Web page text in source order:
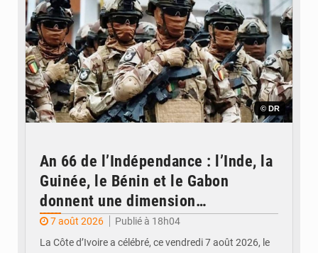
© DR
An 66 de l’Indépendance : l’Inde, la
Guinée, le Bénin et le Gabon
donnent une dimension
internationale au défilé de
Yopougon
7 août 2026
Publié à 18h04
La Côte d’Ivoire a célébré, ce vendredi 7 août 2026, le